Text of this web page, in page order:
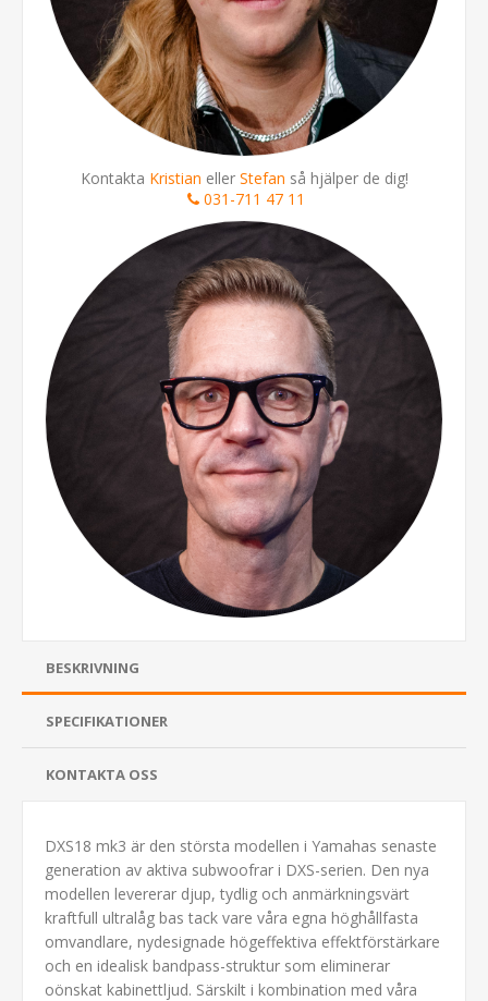
Kontakta Kristian eller Stefan så hjälper de dig!
031-711 47 11
BESKRIVNING
SPECIFIKATIONER
KONTAKTA OSS
DXS18 mk3 är den största modellen i Yamahas senaste
generation av aktiva subwoofrar i DXS-serien. Den nya
modellen levererar djup, tydlig och anmärkningsvärt
kraftfull ultralåg bas tack vare våra egna höghållfasta
omvandlare, nydesignade högeffektiva effektförstärkare
och en idealisk bandpass-struktur som eliminerar
oönskat kabinettljud. Särskilt i kombination med våra